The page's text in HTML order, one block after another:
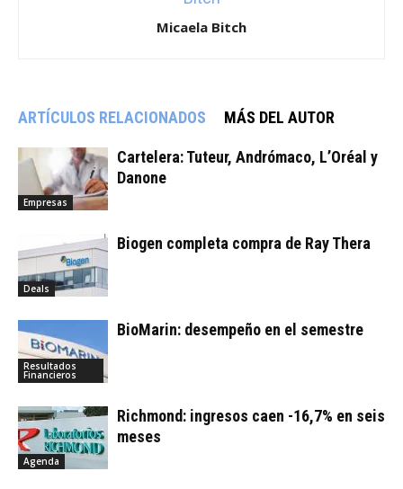
Micaela Bitch
ARTÍCULOS RELACIONADOS MÁS DEL AUTOR
Empresas
Cartelera: Tuteur, Andrómaco, L’Oréal y
Danone
Deals
Biogen completa compra de Ray Thera
Resultados
Financieros
BioMarin: desempeño en el semestre
Agenda
Richmond: ingresos caen -16,7% en seis
meses